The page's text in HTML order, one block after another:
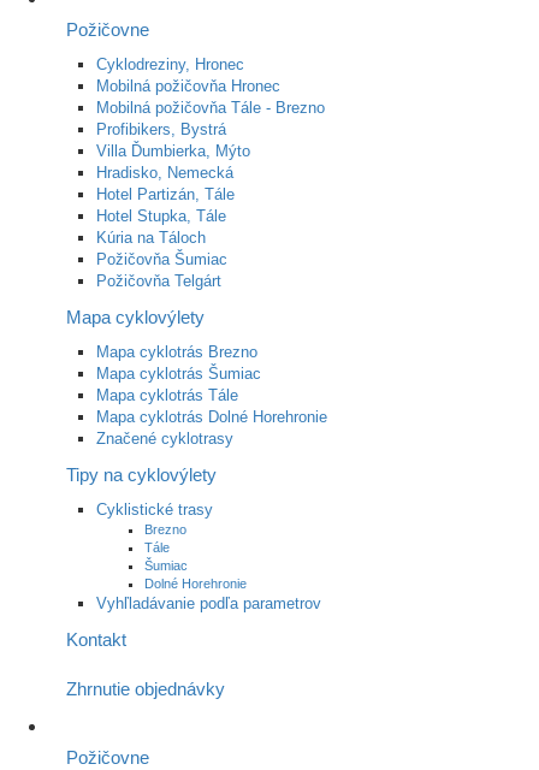
Požičovne
Cyklodreziny, Hronec
Mobilná požičovňa Hronec
Mobilná požičovňa Tále - Brezno
Profibikers, Bystrá
Villa Ďumbierka, Mýto
Hradisko, Nemecká
Hotel Partizán, Tále
Hotel Stupka, Tále
Kúria na Táloch
Požičovňa Šumiac
Požičovňa Telgárt
Mapa cyklovýlety
Mapa cyklotrás Brezno
Mapa cyklotrás Šumiac
Mapa cyklotrás Tále
Mapa cyklotrás Dolné Horehronie
Značené cyklotrasy
Tipy na cyklovýlety
Cyklistické trasy
Brezno
Tále
Šumiac
Dolné Horehronie
Vyhľladávanie podľa parametrov
Kontakt
Zhrnutie objednávky
Požičovne